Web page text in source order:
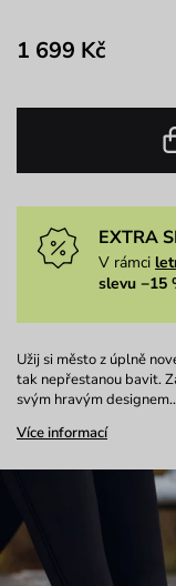
1 699 Kč
EXTRA
V rámci
slevu −15
Užij si město z úplně
tak nepřestanou bavit.
svým hravým
Více informací